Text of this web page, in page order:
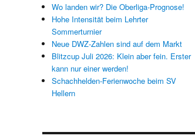
Wo landen wir? Die Oberliga-Prognose!
Hohe Intensität beim Lehrter
Sommerturnier
Neue DWZ-Zahlen sind auf dem Markt
Blitzcup Juli 2026: Klein aber fein. Erster
kann nur einer werden!
Schachhelden-Ferienwoche beim SV
Hellern